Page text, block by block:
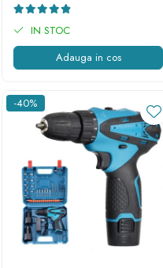
IN STOC
Adauga in cos
-40%